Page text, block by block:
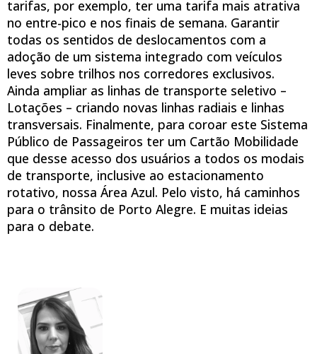
tarifas, por exemplo, ter uma tarifa mais atrativa
no entre-pico e nos finais de semana. Garantir
todas os sentidos de deslocamentos com a
adoção de um sistema integrado com veículos
leves sobre trilhos nos corredores exclusivos.
Ainda ampliar as linhas de transporte seletivo –
Lotações – criando novas linhas radiais e linhas
transversais. Finalmente, para coroar este Sistema
Público de Passageiros ter um Cartão Mobilidade
que desse acesso dos usuários a todos os modais
de transporte, inclusive ao estacionamento
rotativo, nossa Área Azul. Pelo visto, há caminhos
para o trânsito de Porto Alegre. E muitas ideias
para o debate.